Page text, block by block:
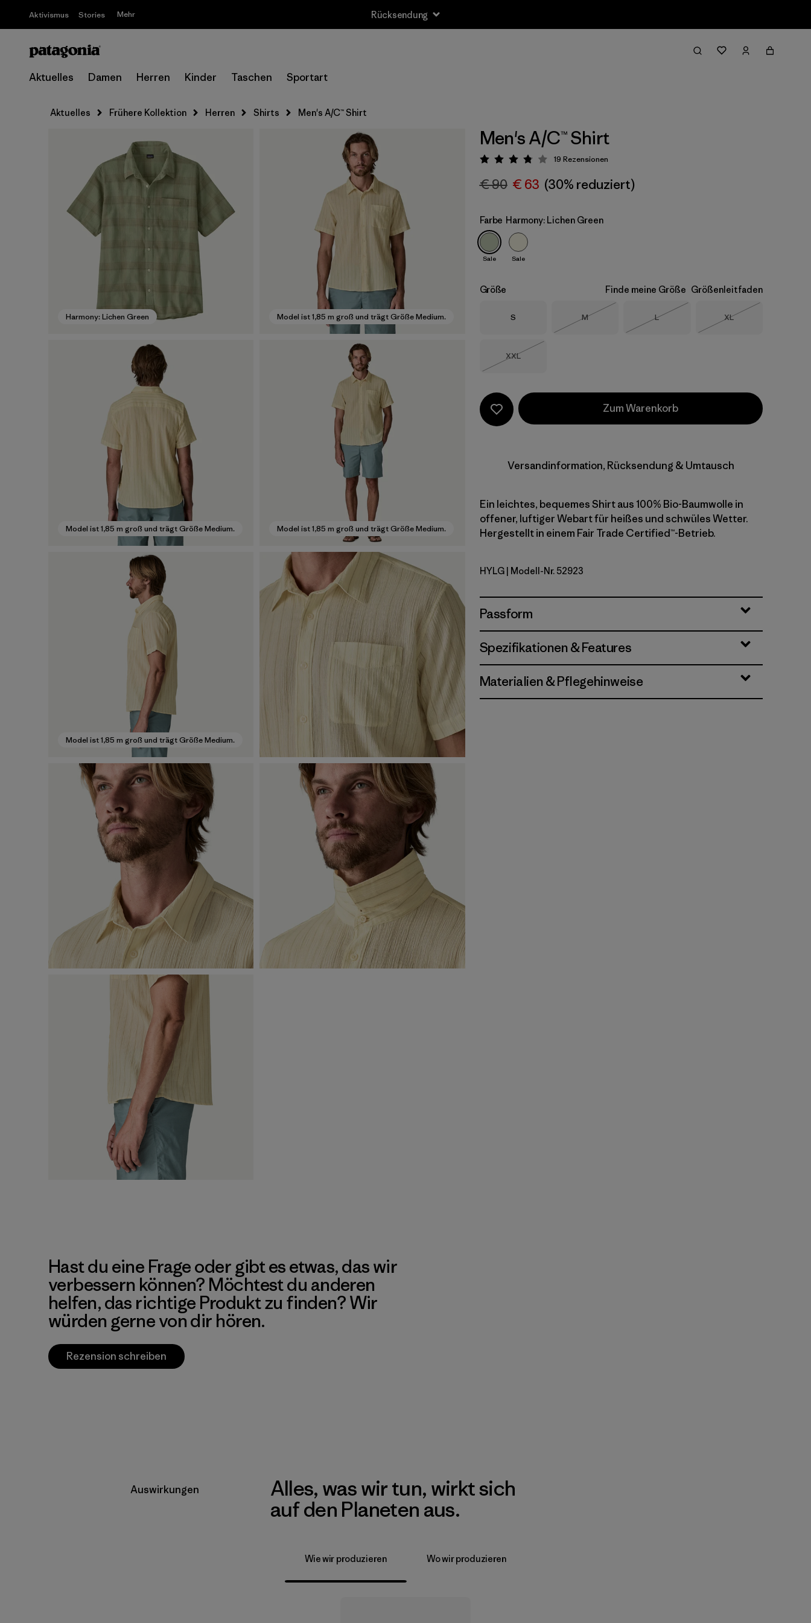
Aktivismus Stories Mehr Rücksendung
Aktuelles Damen Herren Kinder Taschen Sportart
Aktuelles Frühere Kollektion Herren Shirts Men's A/C™ Shirt
Harmony: Lichen Green Model ist 1,85 m groß und trägt Größe Medium.
Model ist 1,85 m groß und trägt Größe Medium. Model ist 1,85 m groß und trägt Größe Medium.
Model ist 1,85 m groß und trägt Größe Medium.
Men's A/C™ Shirt
Bewertung: 3.8 / 5
19 Rezensionen
€ 90 € 63 (30% reduziert)
Farbe Harmony: Lichen Green
Sale Sale
Größe Finde meine Größe Größenleitfaden
Größe
S Größe
M
Nicht lieferbar
Größe
L
Nicht lieferbar
Größe
XL
Größe
XXL
Zum Warenkorb
Versandinformation, Rücksendung & Umtausch
Ein leichtes, bequemes Shirt aus 100% Bio-Baumwolle in
offener, luftiger Webart für heißes und schwüles Wetter.
Hergestellt in einem Fair Trade Certified™-Betrieb.
Harmony: Lichen Green
HYLG | Modell-Nr. 52923
Passform
Spezifikationen & Features
Materialien & Pflegehinweise
Hast du eine Frage oder gibt es etwas, das wir
verbessern können? Möchtest du anderen
helfen, das richtige Produkt zu finden? Wir
würden gerne von dir hören.
Rezension schreiben
Auswirkungen
Alles, was wir tun, wirkt sich
auf den Planeten aus.
Wie wir produzieren Wo wir produzieren